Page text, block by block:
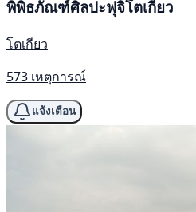
พิพิธภัณฑ์ศิลปะฟุจิโตเกียว
โตเกียว
573 เหตุการณ์
แจ้งเตือน